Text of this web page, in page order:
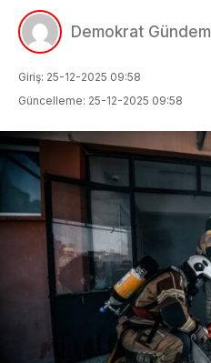
Demokrat Gündem
Giriş: 25-12-2025 09:58
Güncelleme: 25-12-2025 09:58